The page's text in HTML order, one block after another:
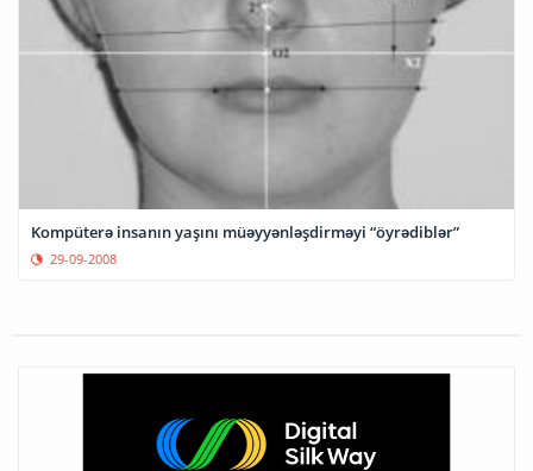
Kompüterə insanın yaşını müəyyənləşdirməyi “öyrədiblər”
29-09-2008